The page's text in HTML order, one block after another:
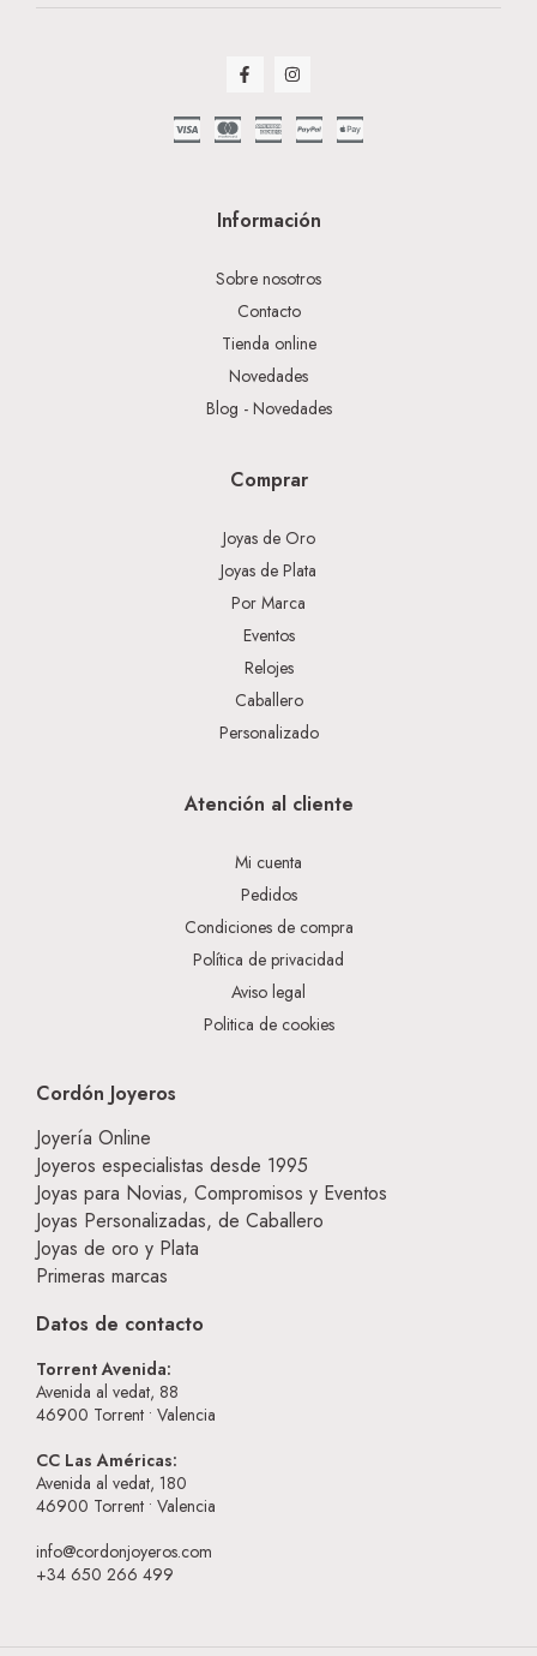
Información
Sobre nosotros
Contacto
Tienda online
Novedades
Blog - Novedades
Comprar
Joyas de Oro
Joyas de Plata
Por Marca
Eventos
Relojes
Caballero
Personalizado
Atención al cliente
Mi cuenta
Pedidos
Condiciones de compra
Política de privacidad
Aviso legal
Politica de cookies
Cordón Joyeros
Joyería Online
Joyeros especialistas desde 1995
Joyas para Novias, Compromisos y Eventos
Joyas Personalizadas, de Caballero
Joyas de oro y Plata
Primeras marcas
Datos de contacto
Torrent Avenida:
Avenida al vedat, 88
46900 Torrent • Valencia
CC Las Américas:
Avenida al vedat, 180
46900 Torrent • Valencia
info@cordonjoyeros.com
+34 650 266 499